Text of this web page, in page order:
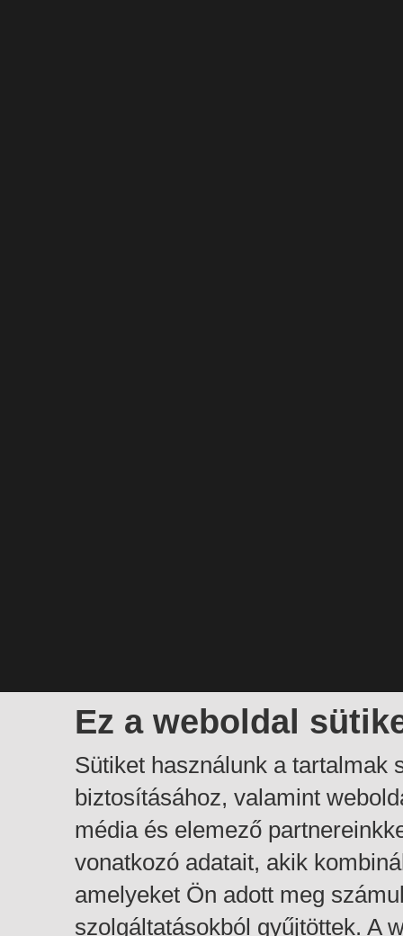
Ez a weboldal
Sütiket használunk a tartalmak
biztosításához, valamint
média és elemező
vonatkozó adatait, akik
amelyeket Ön adott meg
szolgáltatásokból gyűjtöttek. A